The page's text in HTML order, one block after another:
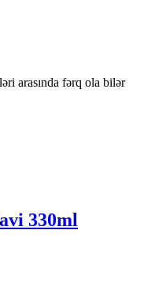
arasında fərq ola bilər
330ml